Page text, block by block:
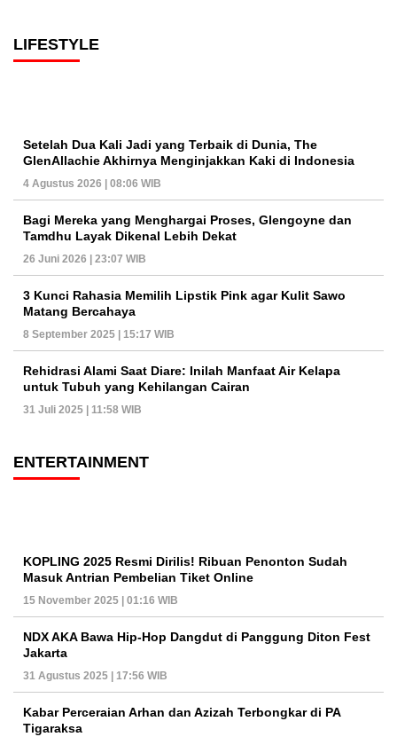
LIFESTYLE
Setelah Dua Kali Jadi yang Terbaik di Dunia, The
GlenAllachie Akhirnya Menginjakkan Kaki di Indonesia
4 Agustus 2026 | 08:06 WIB
Bagi Mereka yang Menghargai Proses, Glengoyne dan
Tamdhu Layak Dikenal Lebih Dekat
26 Juni 2026 | 23:07 WIB
3 Kunci Rahasia Memilih Lipstik Pink agar Kulit Sawo
Matang Bercahaya
8 September 2025 | 15:17 WIB
Rehidrasi Alami Saat Diare: Inilah Manfaat Air Kelapa
untuk Tubuh yang Kehilangan Cairan
31 Juli 2025 | 11:58 WIB
ENTERTAINMENT
KOPLING 2025 Resmi Dirilis! Ribuan Penonton Sudah
Masuk Antrian Pembelian Tiket Online
15 November 2025 | 01:16 WIB
NDX AKA Bawa Hip-Hop Dangdut di Panggung Diton Fest
Jakarta
31 Agustus 2025 | 17:56 WIB
Kabar Perceraian Arhan dan Azizah Terbongkar di PA
Tigaraksa